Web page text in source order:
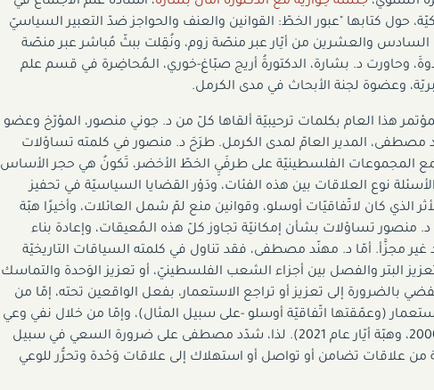
حول كتابها "عبور الخطّ: القوانين والعنف والحواجز ضدّ التعبير السياسيّ
السادس والعشرين من أيّار عبر منصّة زوم، ونُقِلت ببثّ مُباشر عبر منصّة
وحاورت د. بشارة، الدكتورةُ أريج صبّاغ-خوري، الـمُحاضِرة في قسم علم
وعضوة لجنة الأبحاث في مدى الكرمل.
هذا العام بكلمات ترحيبيّة ألقاها كلّ من د. جوني منصور، المؤرّخ وعضو
مصطفى، المدير العامّ لمدى الكرمل. طرَحَ د. منصور في كلمته تساؤلات
المجموعات الفلسطينيّة على طرفَيِ الخطّ الأخضر، تَكونُ هي حجر الأساس
نوع العلاقات بين هذه الفئات، ودَوْر القضايا السياسيّة في تحفيز
الذي كان لاتّفاقيّات أوسلو، وقوانين منع لمّ شمل العائلات، وأخيرًا هبّة
د. منصور تساؤلات بشأن إمكانيّة تجاوز كلّ هذه الـمُعيقات، وإعادة بناء
مجزَّأ. أمّا د. مهنّد مصطفى، فقد تناول في كلمته السياقات التاريخيّة
البتر والفصل بين أجزاء الشعب الفلسطينيّ، أو تعزيز الوَحدة والتماسك
بالضرورة إلى تعزيز أو تراجع الاستعمار، بفعل الواقعين تحته، إمّا من
(وعمّقتها اتّفاقيّة أوسلو -على سبيل المثال)، وإمّا من خلال نفي وعي
البتر (كما أكّدتها انتفاضة الأقصى عام 2000، وهبّة أيّار عام 2021). لذا، شدّد مصطفى على ضرورة السعي في سبيل
من علاقات تضامن أو تواصل أو استهلاك إلى علاقات وَحْدة وتحرُّر للوعي